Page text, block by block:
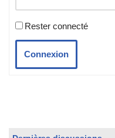
Rester connecté
Connexion